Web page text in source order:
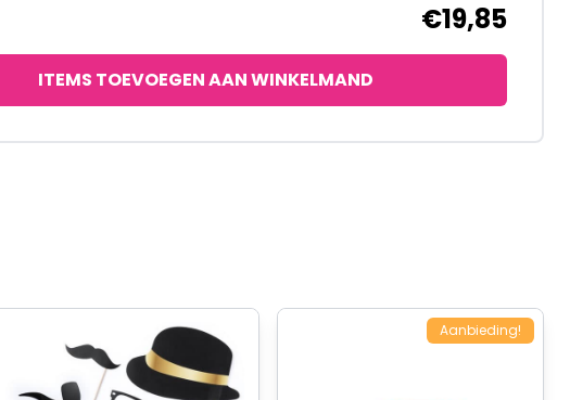
€19,85
ITEMS TOEVOEGEN AAN WINKELMAND
Aanbieding!